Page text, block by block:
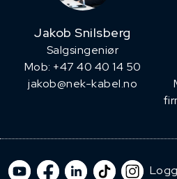
Jakob Snilsberg
​Salgsingeniør
Mob: +47 40 40 14 50
jakob@nek-kabel.no